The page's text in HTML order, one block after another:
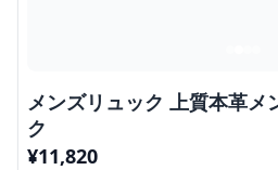
メンズリュック 上質本革メ
ク
¥11,820